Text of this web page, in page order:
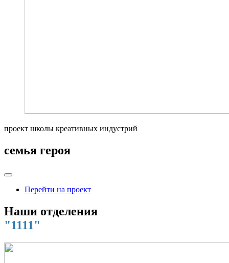
проект школы креативных индустрий
семья героя
Перейти на проект
Наши отделения
"1111"